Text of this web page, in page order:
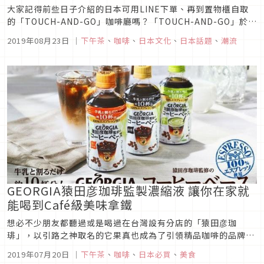
大家記得前些日子介紹的日本可用LINE下單、再到置物櫃自取
的「TOUCH-AND-GO」咖啡廳嗎？「TOUCH-AND-GO」於六
月份正式開幕，為主打可訂做咖啡自行取貨的新型態咖啡廳。除
了周遭上班族補充咖啡因省時省力，同時也吸引各界粉絲為自己
2019年08月23日 ｜ 下午茶 、 咖啡 、 日本文化 、 日本話題 、 潮流
GEORGIA猿田彦珈琲監製濃縮液 讓你在家就
能喝到Café級美味拿鐵
想必不少朋友都聽過或是喝過在台灣設有分店的「猿田彦珈
琲」，以引路之神取名的它果真也成為了引領精品咖啡的品牌之
一，在日本「GEORGIA」腦筋動得相當快的推出三款由「猿田
彦珈琲」監製的咖啡濃縮液，既省時又節約，在家隨時就能喝到
2019年07月20日 ｜ 下午茶 、 咖啡 、 日本必買 、 美食